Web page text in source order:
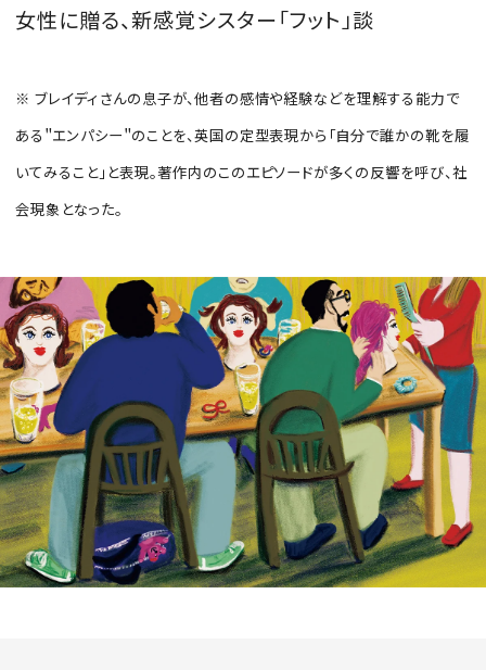
FORTUNE
MAGAZINE
Log in or Sign up
SPUR読者のためのメンバーシッププログラム
「The SPUR Club」。便利な機能と特典を無料で楽し
めます。
ログイン・新規会員登録
FOLLOW US
女性に贈る、新感覚シスター「フット」談
※ ブレイディさんの息子が、他者の感情や経験などを理解する能力で
ある＂エンパシー＂のことを、英国の定型表現から「自分で誰かの靴を履
いてみること」と表現。著作内のこのエピソードが多くの反響を呼び、社
会現象となった。